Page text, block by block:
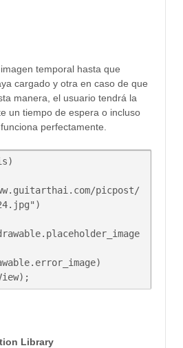
temporal hasta que
cargado y otra en caso de que
manera, el usuario tendrá la
un tiempo de espera o incluso
perfectamente.
picpost/
Library